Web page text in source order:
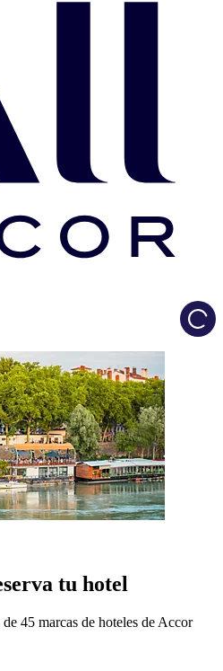
tu hotel
45 marcas de hoteles de Accor